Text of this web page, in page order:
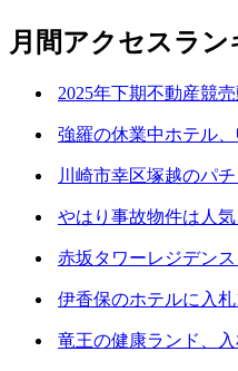
月間アクセスラン
2025年下期不動産競
強羅の休業中ホテル
川崎市幸区塚越のパ
やはり事故物件は人
赤坂タワーレジデン
伊香保のホテルに入
竜王の健康ランド、